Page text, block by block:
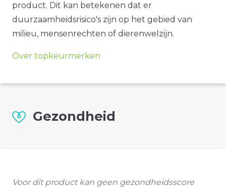
product. Dit kan betekenen dat er
duurzaamheidsrisico's zijn op het gebied van
milieu, mensenrechten of dierenwelzijn.
Over topkeurmerken
Gezondheid
Voor dit product kan geen gezondheidsscore